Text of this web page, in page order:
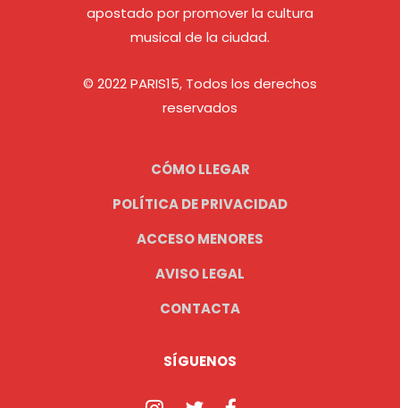
apostado por promover la cultura
musical de la ciudad.
© 2022 PARIS15, Todos los derechos
reservados
CÓMO LLEGAR
POLÍTICA DE PRIVACIDAD
ACCESO MENORES
AVISO LEGAL
CONTACTA
SÍGUENOS